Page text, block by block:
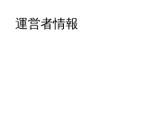
運営者情報